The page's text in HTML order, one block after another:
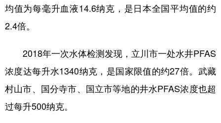
均值为每毫升血液14.6纳克，是日本全国平均值的约
2.4倍。
2018年一次水体检测发现，立川市一处水井PFAS
浓度达每升水1340纳克，是国家限值的约27倍。武藏
村山市、国分寺市、国立市等地的井水PFAS浓度也超
过每升500纳克。